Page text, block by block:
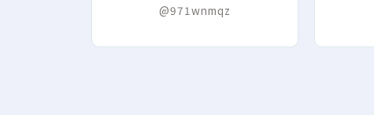
@971wnmqz